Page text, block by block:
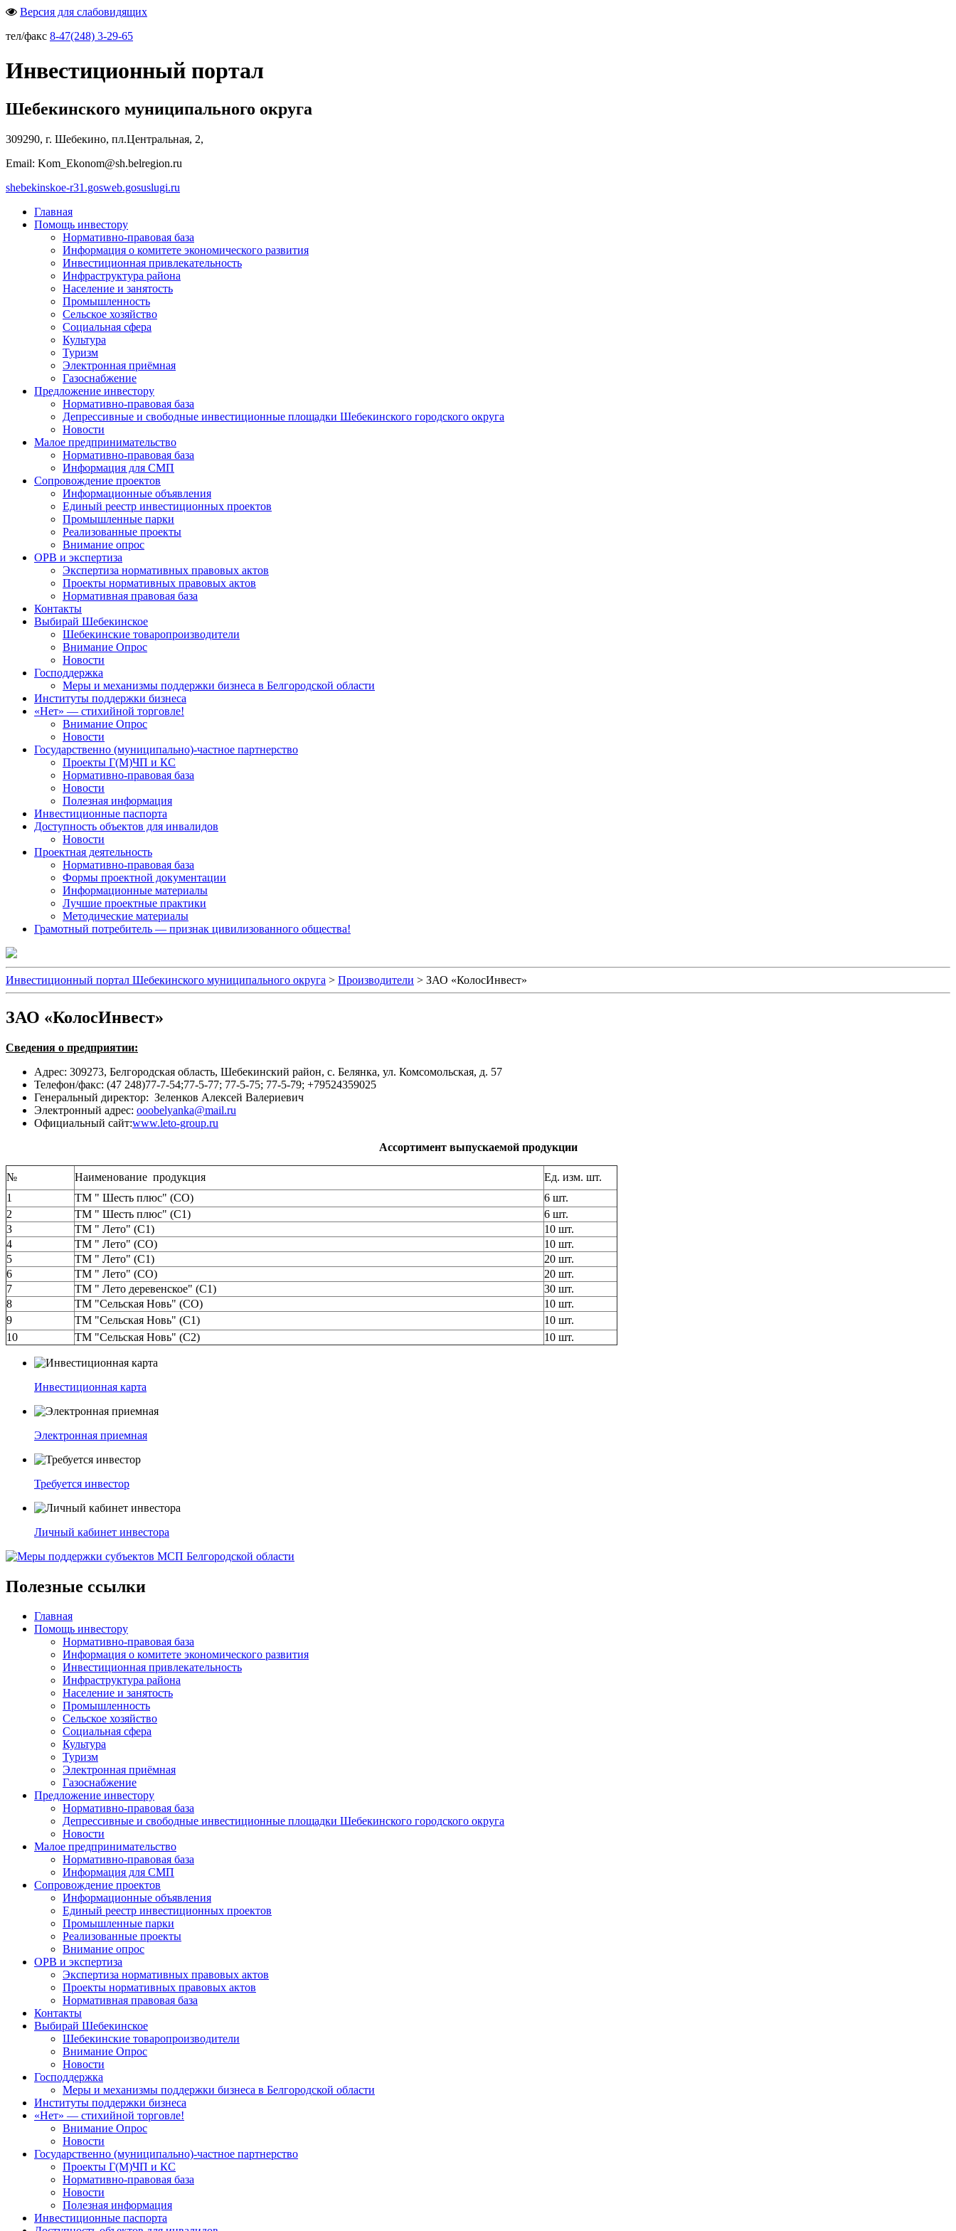
Версия для слабовидящих
тел/факс 8-47(248) 3-29-65
Инвестиционный портал
Шебекинского муниципального округа
309290, г. Шебекино, пл.Центральная, 2,
Email: Kom_Ekonom@sh.belregion.ru
shebekinskoe-r31.gosweb.gosuslugi.ru
Главная
Помощь инвестору
Нормативно-правовая база
Информация о комитете экономического развития
Инвестиционная привлекательность
Инфраструктура района
Население и занятость
Промышленность
Сельское хозяйство
Социальная сфера
Культура
Туризм
Электронная приёмная
Газоснабжение
Предложение инвестору
Нормативно-правовая база
Депрессивные и свободные инвестиционные площадки Шебекинского городского округа
Новости
Малое предпринимательство
Нормативно-правовая база
Информация для СМП
Сопровождение проектов
Информационные объявления
Единый реестр инвестиционных проектов
Промышленные парки
Реализованные проекты
Внимание опрос
ОРВ и экспертиза
Экспертиза нормативных правовых актов
Проекты нормативных правовых актов
Нормативная правовая база
Контакты
Выбирай Шебекинское
Шебекинские товаропроизводители
Внимание Опрос
Новости
Господдержка
Меры и механизмы поддержки бизнеса в Белгородской области
Институты поддержки бизнеса
«Нет» — стихийной торговле!
Внимание Опрос
Новости
Государственно (муниципально)-частное партнерство
Проекты Г(М)ЧП и КС
Нормативно-правовая база
Новости
Полезная информация
Инвестиционные паспорта
Доступность объектов для инвалидов
Новости
Проектная деятельность
Нормативно-правовая база
Формы проектной документации
Информационные материалы
Лучшие проектные практики
Методические материалы
Грамотный потребитель — признак цивилизованного общества!
Инвестиционный портал Шебекинского муниципального округа > Производители > ЗАО «КолосИнвест»
ЗАО «КолосИнвест»
Сведения о предприятии:
Адрес: 309273, Белгородская область, Шебекинский район, с. Белянка, ул. Комсомольская, д. 57
Телефон/факс: (47 248)77-7-54;77-5-77; 77-5-75; 77-5-79; +79524359025
Генеральный директор: Зеленков Алексей Валериевич
Электронный адрес: ooobelyanka@mail.ru
Официальный сайт:www.leto-group.ru
Ассортимент выпускаемой продукции
№ Наименование продукция
Ед. изм. шт.
1
ТМ " Шесть плюс" (СО)
6 шт.
2
ТМ " Шесть плюс" (С1)
6 шт.
3
ТМ " Лето" (С1)
10 шт.
4
ТМ " Лето" (СО)
10 шт.
5
ТМ " Лето" (С1)
20 шт.
6
ТМ " Лето" (СО)
20 шт.
7
ТМ " Лето деревенское" (С1)
30 шт.
8
ТМ "Сельская Новь" (СО)
10 шт.
9
ТМ "Сельская Новь" (С1)
10 шт.
10
ТМ "Сельская Новь" (С2) 10 шт.
Инвестиционная карта
Электронная приемная
Требуется инвестор
Личный кабинет инвестора
Полезные ссылки
Главная
Помощь инвестору
Нормативно-правовая база
Информация о комитете экономического развития
Инвестиционная привлекательность
Инфраструктура района
Население и занятость
Промышленность
Сельское хозяйство
Социальная сфера
Культура
Туризм
Электронная приёмная
Газоснабжение
Предложение инвестору
Нормативно-правовая база
Депрессивные и свободные инвестиционные площадки Шебекинского городского округа
Новости
Малое предпринимательство
Нормативно-правовая база
Информация для СМП
Сопровождение проектов
Информационные объявления
Единый реестр инвестиционных проектов
Промышленные парки
Реализованные проекты
Внимание опрос
ОРВ и экспертиза
Экспертиза нормативных правовых актов
Проекты нормативных правовых актов
Нормативная правовая база
Контакты
Выбирай Шебекинское
Шебекинские товаропроизводители
Внимание Опрос
Новости
Господдержка
Меры и механизмы поддержки бизнеса в Белгородской области
Институты поддержки бизнеса
«Нет» — стихийной торговле!
Внимание Опрос
Новости
Государственно (муниципально)-частное партнерство
Проекты Г(М)ЧП и КС
Нормативно-правовая база
Новости
Полезная информация
Инвестиционные паспорта